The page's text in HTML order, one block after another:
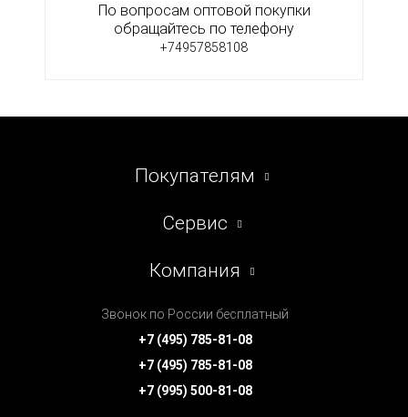
По вопросам оптовой покупки
обращайтесь по телефону
+74957858108
Покупателям
Сервис
Компания
Звонок по России бесплатный
+7 (495) 785-81-08
+7 (495) 785-81-08
+7 (995) 500-81-08